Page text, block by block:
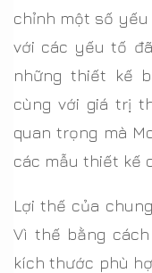
chỉnh một số yếu
với các yếu tố
những thiết kế
cùng với giá trị
quan trọng mà
các mẫu thiết kế
Lợi thế của
Vì thế bằng
kích thước phù